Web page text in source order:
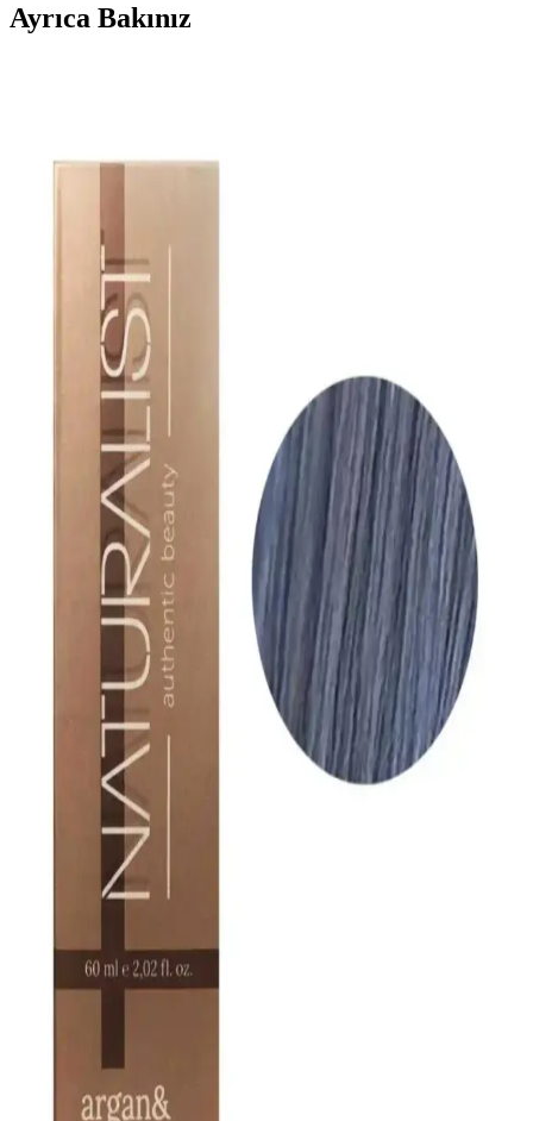
Ayrıca Bakınız
2024 saç trendleri, yüz şekline uygun modeller ve perçem
İnce Saçlarda Hacimli ve Dalgalı Saç Modeli
Oluşturmanın Yöntemleri ve İpuçları
İnce saçlarda hacimli ve dalgalı saç modeli, saçın yoğunluğuna ve
kullanılan tekniklere bağlıdır. Doğru ürün ve yöntemlerle istenilen
görünüm elde edilir, saç sağlığı korunur.
Vasso Men 24 Saat Parlak ve Güçlü Tutuş Sağlayan
Saç Wax Ürünü İncelemesi
Vasso Men 24 Saat Wax, yüksek tutuculuk ve parlaklık sağlayan
krem formuyla, farklı saç tiplerine uygun, doğal görünüm ve
kalıcılık sunar. Kolay uygulama ve hoş koku avantajlarıyla öne
Sağlıklı ve Hızlı Saç Uzaması İçin Bilimsel
Yaklaşımlar ve Tavsiyeler
Saç uzaması genetik ve yaşam tarzına bağlıdır. Doğru beslenme,
uygun bakım ve stres yönetimi ile saç sağlığını destekleyerek hızlı
ve sağlıklı uzama sağlayabilirsiniz.
Biotin Destekli Saç Şampuanları ile Saç Sağlığını
Güçlendirme ve Parlaklık Kazanma
Biotin içeren şampuanlar, saç güçlendirme ve parlaklık sağlar.
Düzenli kullanım, saç dökülmesini azaltır ve sağlıklı saçlara
ulaşmanıza yardımcı olur.
ve Etkili Tedavi Yöntemleri
Saç derisinde mantar enfeksiyonları, kaşıntı ve kızarıklık gibi
Redist Keratin ve Argan Yağları ile Saç Sağlığını
Koruma ve Güzelliği Artırma Rehberi